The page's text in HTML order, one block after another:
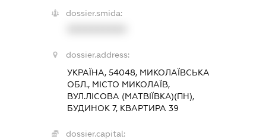
dossier.smida:
dossier.address:
УКРАЇНА, 54048, МИКОЛАЇВСЬКА
ОБЛ., МІСТО МИКОЛАЇВ,
ВУЛ.ЛІСОВА (МАТВІЇВКА)(ПН),
БУДИНОК 7, КВАРТИРА 39
dossier.capital: